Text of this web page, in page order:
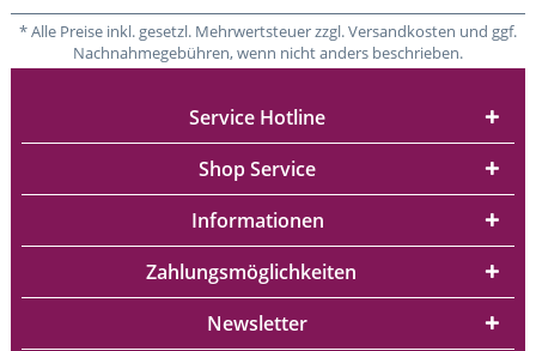
* Alle Preise inkl. gesetzl. Mehrwertsteuer zzgl. Versandkosten und ggf.
Nachnahmegebühren, wenn nicht anders beschrieben.
Service Hotline
Shop Service
Informationen
Zahlungsmöglichkeiten
Newsletter